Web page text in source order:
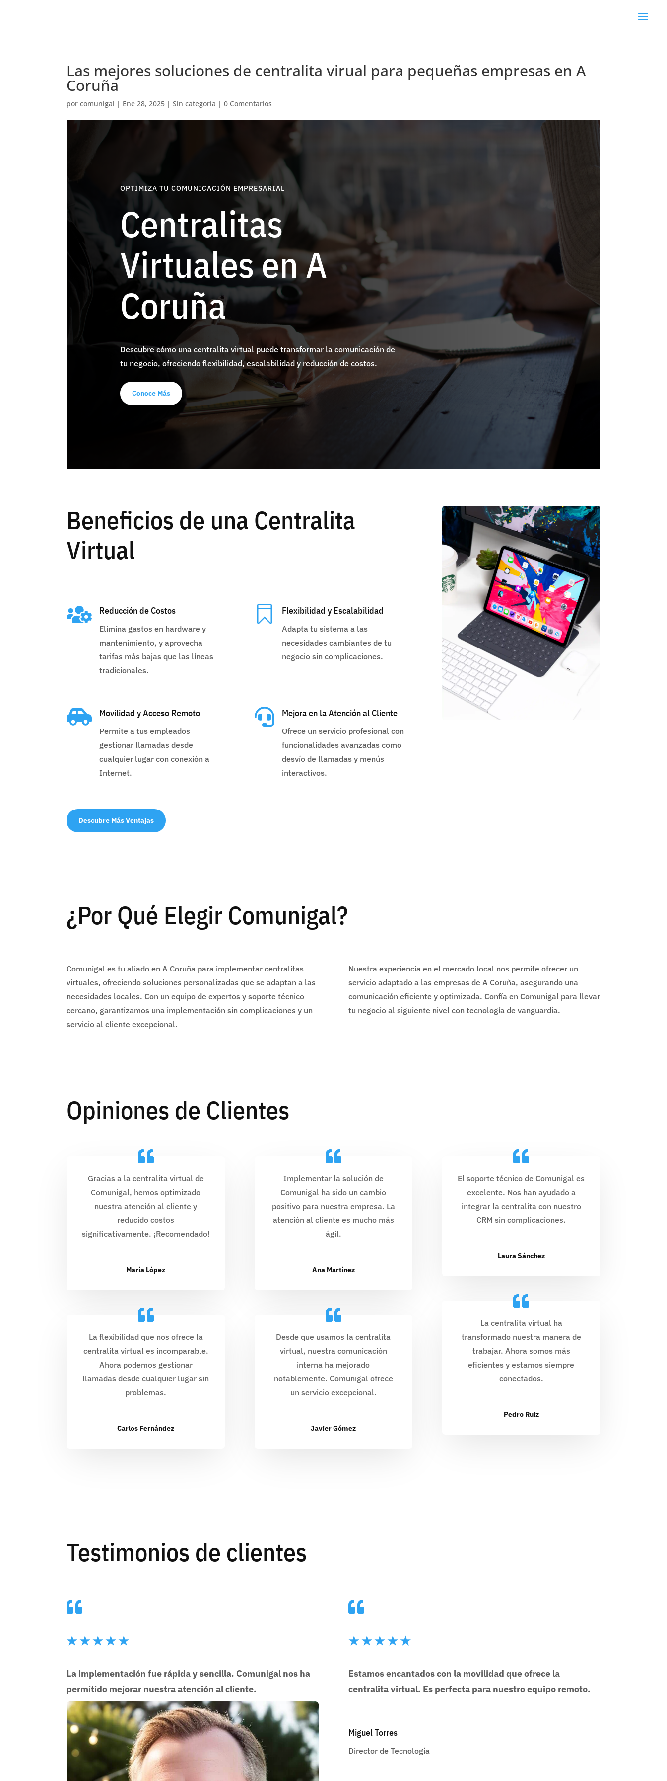
Las mejores soluciones de centralita virual para pequeñas empresas en A
Coruña
porcomunigal | Ene 28, 2025 |Sin categoría |0 Comentarios
OPTIMIZA TU COMUNICACIÓN EMPRESARIAL
Centralitas
Virtuales en A
Coruña
Descubre cómo una centralita virtual puede transformar la comunicación de
tu negocio, ofreciendo flexibilidad, escalabilidad y reducción de costos.
Conoce Más
Beneficios de una Centralita
Virtual
 Reducción de Costos
Elimina gastos en hardware y
mantenimiento, y aprovecha
tarifas más bajas que las líneas
tradicionales.
 Flexibilidad y Escalabilidad
Adapta tu sistema a las
necesidades cambiantes de tu
negocio sin complicaciones.
 Movilidad y Acceso Remoto
Permite a tus empleados
gestionar llamadas desde
cualquier lugar con conexión a
Internet.
 Mejora en la Atención al Cliente
Ofrece un servicio profesional con
funcionalidades avanzadas como
desvío de llamadas y menús
interactivos.
Descubre Más Ventajas
¿Por Qué Elegir Comunigal?
Comunigal es tu aliado en A Coruña para implementar centralitas
virtuales, ofreciendo soluciones personalizadas que se adaptan a las
necesidades locales. Con un equipo de expertos y soporte técnico
cercano, garantizamos una implementación sin complicaciones y un
servicio al cliente excepcional.
Nuestra experiencia en el mercado local nos permite ofrecer un
servicio adaptado a las empresas de A Coruña, asegurando una
comunicación eficiente y optimizada. Confía en Comunigal para llevar
tu negocio al siguiente nivel con tecnología de vanguardia.
Opiniones de Clientes
Gracias a la centralita virtual de
Comunigal, hemos optimizado
nuestra atención al cliente y
reducido costos
significativamente. ¡Recomendado!
María López
La flexibilidad que nos ofrece la
centralita virtual es incomparable.
Ahora podemos gestionar
llamadas desde cualquier lugar sin
problemas.
Carlos Fernández
Implementar la solución de
Comunigal ha sido un cambio
positivo para nuestra empresa. La
atención al cliente es mucho más
ágil.
Ana Martínez
Desde que usamos la centralita
virtual, nuestra comunicación
interna ha mejorado
notablemente. Comunigal ofrece
un servicio excepcional.
Javier Gómez
El soporte técnico de Comunigal es
excelente. Nos han ayudado a
integrar la centralita con nuestro
CRM sin complicaciones.
Laura Sánchez
La centralita virtual ha
transformado nuestra manera de
trabajar. Ahora somos más
eficientes y estamos siempre
conectados.
Pedro Ruiz
Testimonios de clientes

★★★★★
La implementación fue rápida y sencilla. Comunigal nos ha
permitido mejorar nuestra atención al cliente.

★★★★★
Estamos encantados con la movilidad que ofrece la
centralita virtual. Es perfecta para nuestro equipo remoto.
Miguel Torres
Director de Tecnología